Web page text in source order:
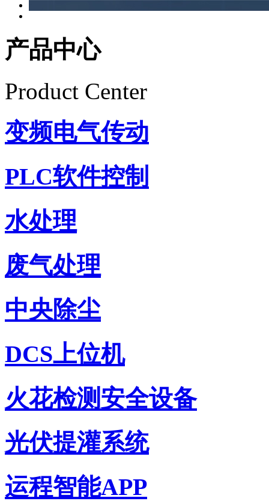
产品中心
Product Center
变频电气传动
PLC软件控制
水处理
废气处理
中央除尘
DCS上位机
火花检测安全设备
光伏提灌系统
运程智能APP